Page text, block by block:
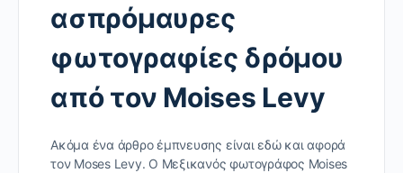
ασπρόμαυρες
φωτογραφίες δρόμου
από τον Moises Levy
Ακόμα ένα άρθρο έμπνευσης είναι εδώ και αφορά
τον Moses Levy. Ο Μεξικανός φωτογράφος Moises